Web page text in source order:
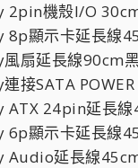
2pin機殼I/O
8p顯示卡延長線
扇延長線90cm
接SATA
ATX 24pin延長
6p顯示卡延長線
Audio延長線